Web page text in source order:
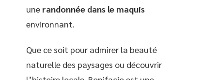
une randonnée dans le maquis
environnant.
Que ce soit pour admirer la beauté
naturelle des paysages ou découvrir